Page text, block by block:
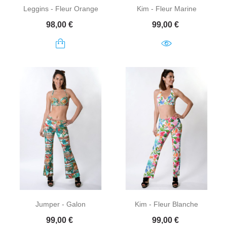
Leggins - Fleur Orange
Prix
98,00 €
Kim - Fleur Marine
Prix
99,00 €
Jumper - Galon
Prix
99,00 €
Kim - Fleur Blanche
Prix
99,00 €